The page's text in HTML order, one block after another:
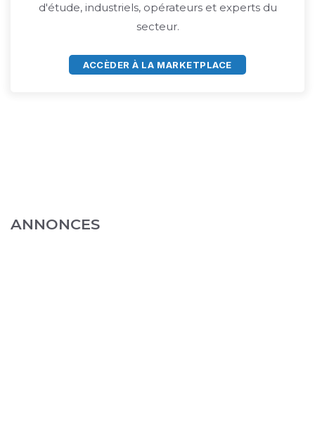
d'étude, industriels, opérateurs et experts du
secteur.
ACCÈDER À LA MARKETPLACE
ANNONCES